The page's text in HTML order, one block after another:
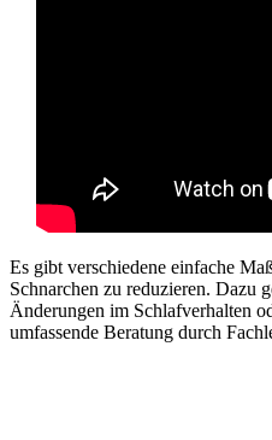
Es gibt verschiedene einfache
Schnarchen zu reduzieren. Dazu
Änderungen im Schlafverhalten
umfassende Beratung durch